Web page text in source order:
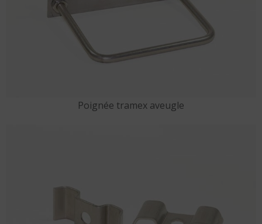
Poignée tramex aveugle